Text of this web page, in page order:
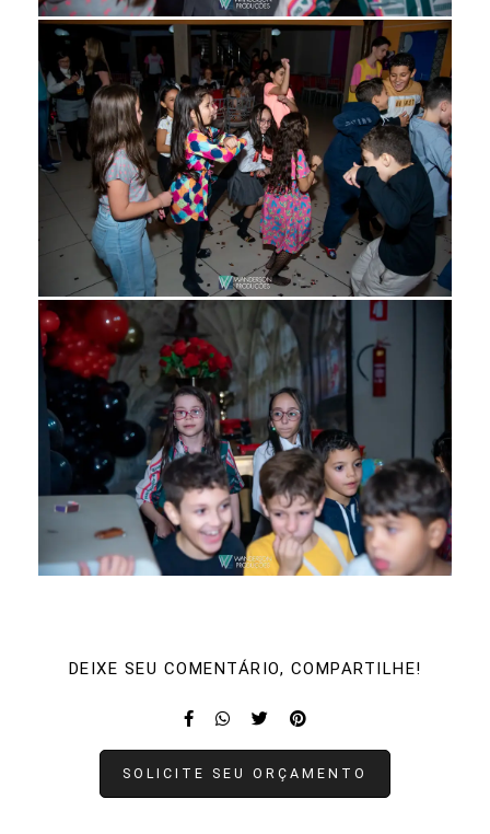
DEIXE SEU COMENTÁRIO, COMPARTILHE!
SOLICITE SEU ORÇAMENTO